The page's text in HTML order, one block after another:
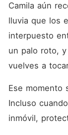
Camila aún
lluvia que los
interpuesto
un palo roto,
vuelves a
Ese momento
Incluso
inmóvil,